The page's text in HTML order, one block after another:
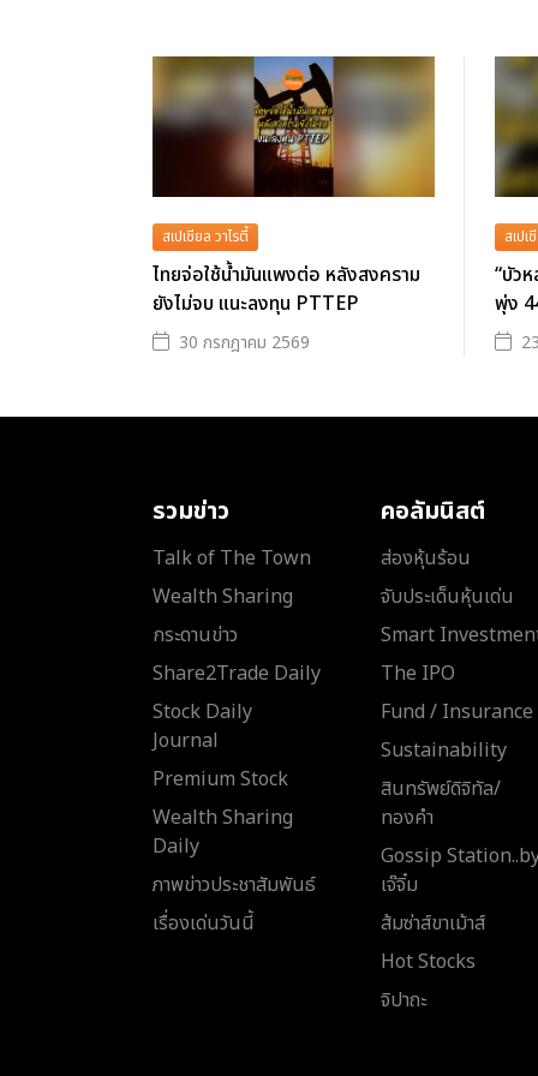
สเปเชียล วาไรตี้
ไทยจ่อใช้น้ำมันแพงต่อ หลังสงคราม
ยังไม่จบ แนะลงทุน PTTEP
30 กรกฎาคม 2569
สเปเ
“บัวห
พุ่ง
รวมข่าว
Talk of The Town
Wealth Sharing
กระดานข่าว
Share2Trade Daily
Stock Daily
Journal
Premium Stock
Wealth Sharing
Daily
ภาพข่าวประชาสัมพันธ์
เรื่องเด่นวันนี้
คอลัมนิสต์
ส่องหุ้นร้อน
จับประเด็นหุ้นเด่น
Smart
The IPO
Fund / Insurance
Sustainability
สินทรัพย์ดิจิทัล/
ทองคำ
Gossip
เจ๊จิ๋ม
ส้มซ่าส์ขาเม้าส์
Hot Stocks
จิปาถะ